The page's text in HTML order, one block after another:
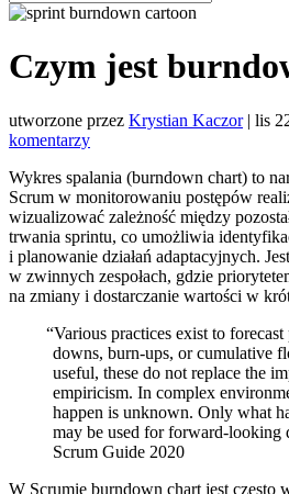
Czym jest
utworzone przez Krystian Kaczor| lis
komentarzy
Wykres spalania (burndown chart) to
Scrum w monitorowaniu postępów
wizualizować zależność między
trwania sprintu, co umożliwia
i planowanie działań adaptacyjnych.
w zwinnych zespołach, gdzie
na zmiany i dostarczanie wartości w
“Various practices exist to
downs, burn-ups, or cumulative
useful, these do not replace the
empiricism. In complex
happen is unknown. Only what
may be used for forward-
Scrum Guide 2020
W Scrumie burndown chart jest często